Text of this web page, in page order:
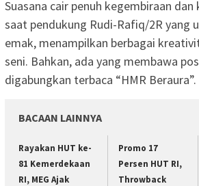
Suasana cair penuh kegembiraan
saat pendukung Rudi-Rafiq/2R yang
emak, menampilkan berbagai
seni. Bahkan, ada yang membawa
digabungkan terbaca “HMR Beraura”.
BACAAN LAINNYA
Rayakan HUT ke-
81 Kemerdekaan
RI, MEG Ajak
Promo 17
Persen HUT RI,
Throwback